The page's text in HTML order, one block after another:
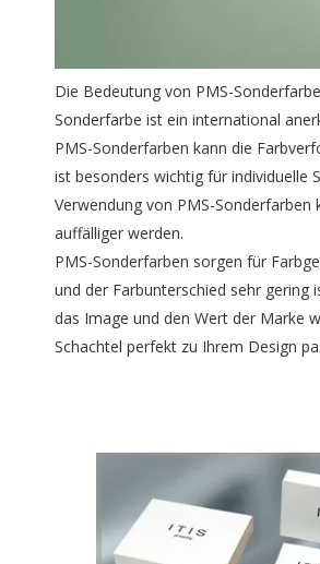
Die Bedeutung von PMS-
Sonderfarbe ist ein international
PMS-Sonderfarben kann die
ist besonders wichtig für individuelle
Verwendung von PMS-
auffälliger werden.
PMS-Sonderfarben sorgen für
und der Farbunterschied sehr gering
das Image und den Wert der Marke
Schachtel perfekt zu Ihrem Design